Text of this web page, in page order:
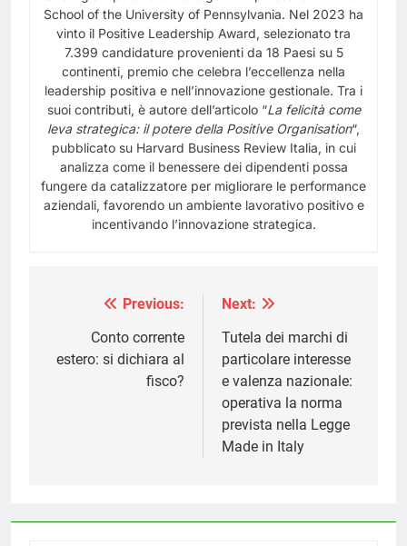
School of the University of Pennsylvania. Nel 2023 ha
vinto il Positive Leadership Award, selezionato tra
7.399 candidature provenienti da 18 Paesi su 5
continenti, premio che celebra l’eccellenza nella
leadership positiva e nell’innovazione gestionale. Tra i
suoi contributi, è autore dell’articolo “La felicità come
leva strategica: il potere della Positive Organisation“,
pubblicato su Harvard Business Review Italia, in cui
analizza come il benessere dei dipendenti possa
fungere da catalizzatore per migliorare le performance
aziendali, favorendo un ambiente lavorativo positivo e
incentivando l’innovazione strategica.
Navigazione
articoli
Previous:
Conto corrente
estero: si dichiara al
fisco?
Next:
Tutela dei marchi di
particolare interesse
e valenza nazionale:
operativa la norma
prevista nella Legge
Made in Italy